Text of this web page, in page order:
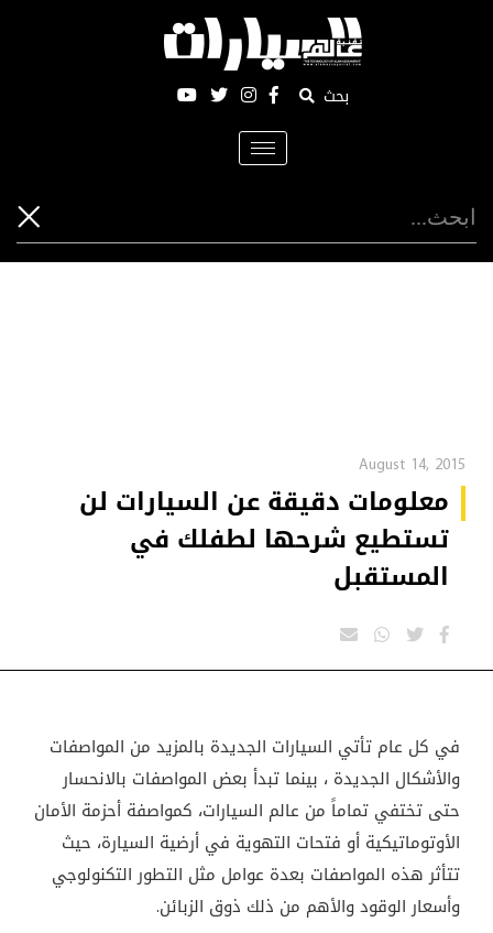
بحث
Toggle
navigation
August 14, 2015
معلومات دقيقة عن السيارات لن
تستطيع شرحها لطفلك في
المستقبل
في كل عام تأتي السيارات الجديدة بالمزيد من المواصفات
والأشكال الجديدة ، بينما تبدأ بعض المواصفات بالانحسار
حتى تختفي تماماً من عالم السيارات، كمواصفة أحزمة الأمان
الأوتوماتيكية أو فتحات التهوية في أرضية السيارة، حيث
تتأثر هذه المواصفات بعدة عوامل مثل التطور التكنولوجي
وأسعار الوقود والأهم من ذلك ذوق الزبائن.